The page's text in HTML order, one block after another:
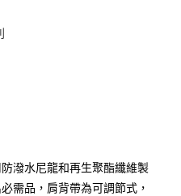
潑水尼龍和再生聚酯纖維製
需品，肩背帶為可調節式，